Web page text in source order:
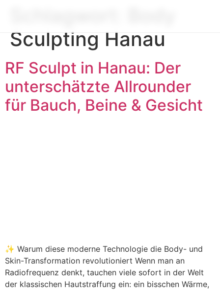
Sculpting Hanau
RF Sculpt in Hanau: Der
unterschätzte Allrounder
für Bauch, Beine & Gesicht
✨ Warum diese moderne Technologie die Body- und
Skin-Transformation revolutioniert Wenn man an
Radiofrequenz denkt, tauchen viele sofort in der Welt
der klassischen Hautstraffung ein: ein bisschen Wärme,